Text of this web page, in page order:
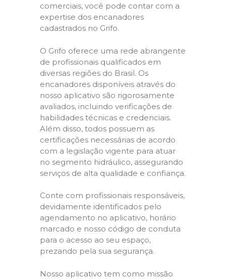
comerciais, você pode contar com a
expertise dos encanadores
cadastrados no Grifo.
O Grifo oferece uma rede abrangente
de profissionais qualificados em
diversas regiões do Brasil. Os
encanadores disponíveis através do
nosso aplicativo são rigorosamente
avaliados, incluindo verificações de
habilidades técnicas e credenciais.
Além disso, todos possuem as
certificações necessárias de acordo
com a legislação vigente para atuar
no segmento hidráulico, assegurando
serviços de alta qualidade e confiança.
Conte com profissionais responsáveis,
devidamente identificados pelo
agendamento no aplicativo, horário
marcado e nosso código de conduta
para o acesso ao seu espaço,
prezando pela sua segurança.
Nosso aplicativo tem como missão